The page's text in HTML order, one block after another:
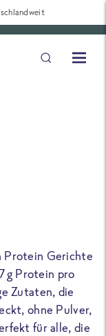
Protein Gerichte
g Protein pro
Zutaten, die
ohne Pulver,
für alle, die